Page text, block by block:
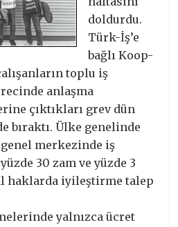
doldurdu.
Türk-İş’e
bağlı Koop-
toplu iş
anlaşma
çıktıkları grev dün
bıraktı. Ülke genelinde
merkezinde iş
30 zam ve yüzde 3
haklarda iyileştirme talep
yalnızca ücret